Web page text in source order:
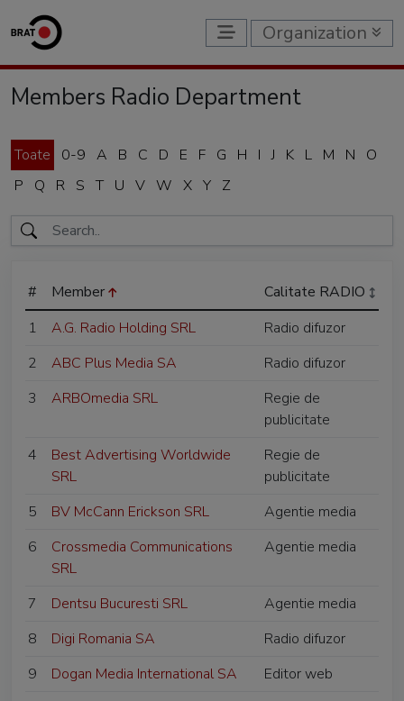
Organization
Members Radio Department
Toate 0-9 A B C D E F G H I J K L M N
O
P
Q R S T U V W X Y Z
# Member
Calitate RADIO
1
A.G. Radio Holding SRL
Radio difuzor
2
ABC Plus Media SA
Radio difuzor
3
ARBOmedia SRL
Regie de
publicitate
4
Best Advertising Worldwide
SRL
Regie de
publicitate
5
BV McCann Erickson SRL
Agentie media
6
Crossmedia Communications
SRL
Agentie media
7 Dentsu Bucuresti SRL
Agentie media
8
Digi Romania SA
Radio difuzor
9
Dogan Media International SA
Editor web